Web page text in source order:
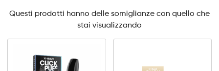
Questi prodotti hanno delle somiglianze con quello che
stai visualizzando